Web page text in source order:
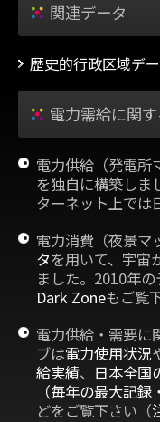
関連データ
歴史的行政区域デ
電力需給に関
電力供給（発電所
を独自に構築しま
ターネット上では
電力消費（夜景マ
タを用いて、宇宙
ました。2010年
Dark Zoneもご覧
電力供給・需要に
ブは電力使用状況
給実績、 日本全国
（毎年の最大記録
どをご覧下さい（